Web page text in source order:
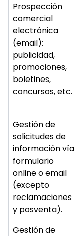
Prospección
comercial
electrónica
(email):
publicidad,
promociones,
boletines,
concursos, etc.
Gestión de
solicitudes de
información vía
formulario
online o email
(excepto
reclamaciones
y posventa).
Gestión de